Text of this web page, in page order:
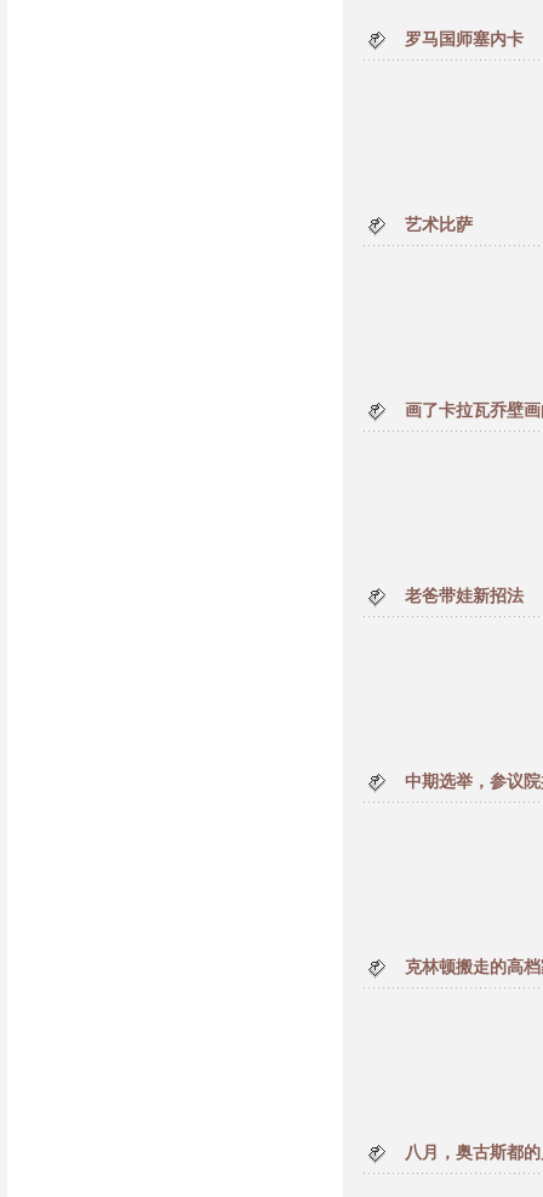
罗马国师塞内卡
艺术比萨
画了卡拉瓦乔壁
老爸带娃新招法
中期选举，参议
克林顿搬走的高
八月，奥古斯都